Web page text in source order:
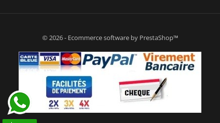
© 2026 - Ecommerce software by PrestaShop™